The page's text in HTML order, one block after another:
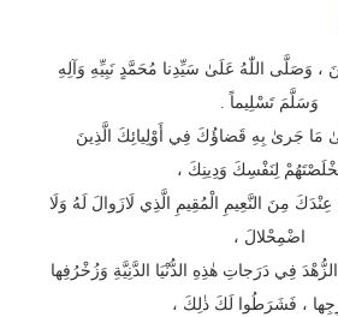
، وَصَلَّى اللّٰهُ عَلَىٰ سَيِّدِنا مُحَمَّدٍ نَبِيِّهِ وَآلِهِ
وَسَلَّمَ تَسْلِيماً .
مَا جَرىٰ بِهِ قَضاؤُكَ فِي أَوْلِيائِكَ الَّذِينَ
لِنَفْسِكَ وَدِينِكَ ،
مِنَ النَّعِيمِ الْمُقِيمِ الَّذِي لَازَوالَ لَهُ وَلَا
اضْمِحْلالَ ،
فِي دَرَجاتِ هٰذِهِ الدُّنْيَا الدَّنِيَّةِ وَزُخْرُفِها
، فَشَرَطُوا لَكَ ذٰلِكَ ،